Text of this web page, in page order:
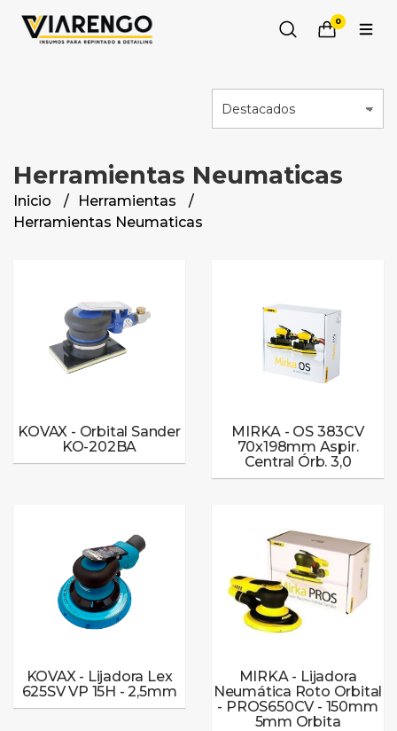
0
Herramientas Neumaticas
Inicio
Herramientas
Herramientas Neumaticas
KOVAX - Orbital Sander
KO-202BA
MIRKA - OS 383CV
70x198mm Aspir.
Central Órb. 3,0
KOVAX - Lijadora Lex
625SV VP 15H - 2,5mm
MIRKA - Lijadora
Neumática Roto Orbital
- PROS650CV - 150mm
5mm Orbita